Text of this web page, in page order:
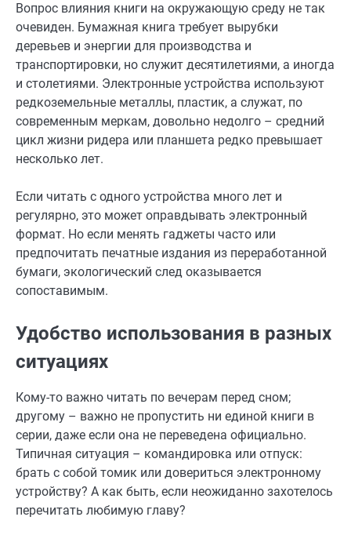
Вопрос влияния книги на окружающую среду не так
очевиден. Бумажная книга требует вырубки
деревьев и энергии для производства и
транспортировки, но служит десятилетиями, а иногда
и столетиями. Электронные устройства используют
редкоземельные металлы, пластик, а служат, по
современным меркам, довольно недолго – средний
цикл жизни ридера или планшета редко превышает
несколько лет.
Если читать с одного устройства много лет и
регулярно, это может оправдывать электронный
формат. Но если менять гаджеты часто или
предпочитать печатные издания из переработанной
бумаги, экологический след оказывается
сопоставимым.
Удобство использования в разных
ситуациях
Кому-то важно читать по вечерам перед сном;
другому – важно не пропустить ни единой книги в
серии, даже если она не переведена официально.
Типичная ситуация – командировка или отпуск:
брать с собой томик или довериться электронному
устройству? А как быть, если неожиданно захотелось
перечитать любимую главу?